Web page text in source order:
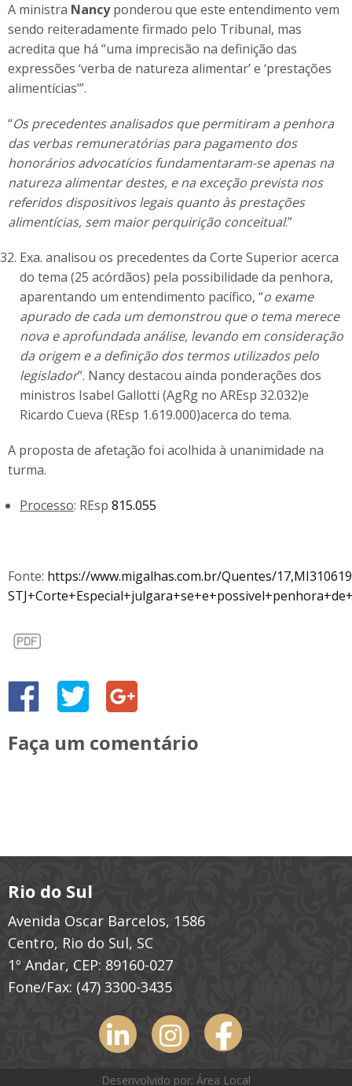
A ministra Nancyponderou que este entendimento vem
sendo reiteradamente firmado pelo Tribunal, mas
acredita que há “uma imprecisão na definição das
expressões ‘verba de natureza alimentar’ e ‘prestações
alimentícias’”.
“Os precedentes analisados que permitiram a penhora
das verbas remuneratórias para pagamento dos
honorários advocatícios fundamentaram-se apenas na
natureza alimentar destes, e na exceção prevista nos
referidos dispositivos legais quanto às prestações
alimentícias, sem maior perquirição conceitual.”
Exa. analisou os precedentes da Corte Superior acerca
do tema (25 acórdãos) pela possibilidade da penhora,
aparentando um entendimento pacífico, “o exame
apurado de cada um demonstrou que o tema merece
nova e aprofundada análise, levando em consideração
da origem e a definição dos termos utilizados pelo
legislador”. Nancy destacou ainda ponderações dos
ministros Isabel Gallotti (AgRg no AREsp 32.032)e
Ricardo Cueva (REsp 1.619.000)acerca do tema.
A proposta de afetação foi acolhida à unanimidade na
turma.
Processo: REsp 815.055
Fonte: https://www.migalhas.com.br/Quentes/
Faça um comentário
Rio do Sul
Avenida Oscar Barcelos, 1586
Centro, Rio do Sul, SC
1º Andar, CEP: 89160-027
Fone/Fax: (47) 3300-3435
Desenvolvido por: Área Local